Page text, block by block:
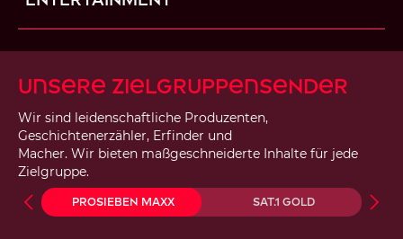
Unsere Zielgruppensender
Wir sind leidenschaftliche Produzenten,
Geschichtenerzähler, Erfinder und
Macher. Wir bieten maßgeschneiderte Inhalte für jede
Zielgruppe.
ProSieben MAXX SAT.1 GOLD